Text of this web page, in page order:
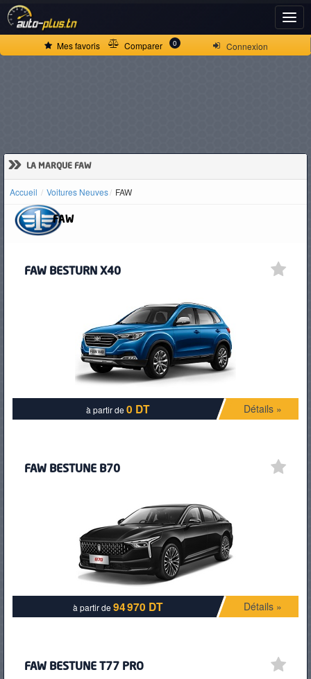
Connexion
Mes favoris Comparer 0
» LA MARQUE FAW
Accueil Voitures Neuves FAW
FAW
FAW BESTURN X40
à partir de0 DT Détails »
FAW BESTUNE B70
à partir de94 970 DT Détails »
FAW BESTUNE T77 PRO
ACCUEIL
VOITURES
D'OCCASION